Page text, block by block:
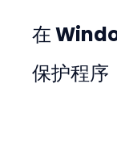
在
保护程序